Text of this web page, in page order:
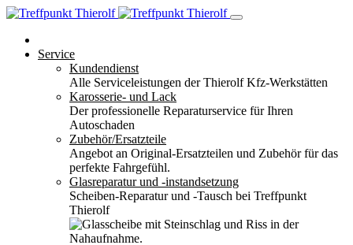
Service
Kundendienst
Alle Serviceleistungen der Thierolf Kfz-Werkstätten
Karosserie- und Lack
Der professionelle Reparaturservice für Ihren
Autoschaden
Zubehör/Ersatzteile
Angebot an Original-Ersatzteilen und Zubehör für das
perfekte Fahrgefühl.
Glasreparatur und -instandsetzung
Scheiben-Reparatur und -Tausch bei Treffpunkt
Thierolf